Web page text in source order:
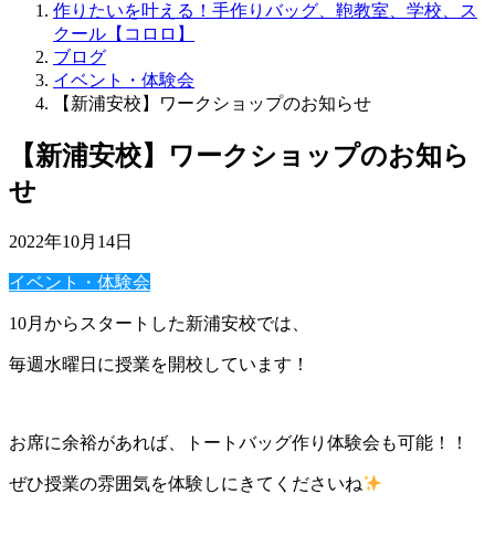
作りたいを叶える！手作りバッグ、鞄教室、学校、ス
クール【コロロ】
ブログ
イベント・体験会
【新浦安校】ワークショップのお知らせ
【新浦安校】ワークショップのお知ら
せ
2022年10月14日
イベント・体験会
10月からスタートした新浦安校では、
毎週水曜日に授業を開校しています！
お席に余裕があれば、トートバッグ作り体験会も可能！！
ぜひ授業の雰囲気を体験しにきてくださいね